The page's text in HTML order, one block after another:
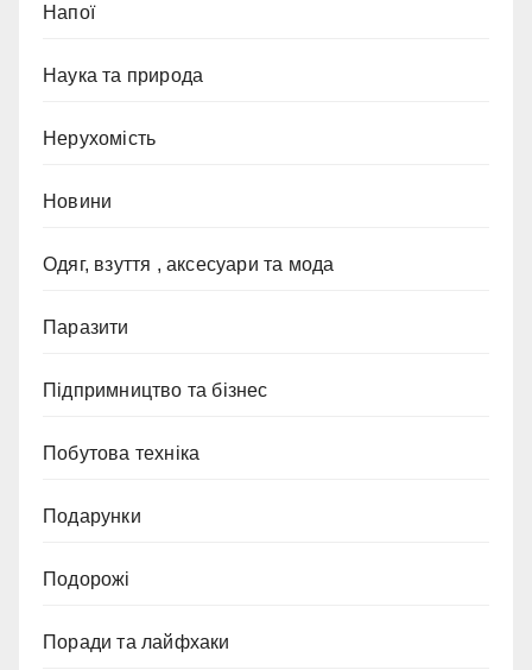
Напої
Наука та природа
Нерухомість
Новини
Одяг, взуття , аксесуари та мода
Паразити
Підпримництво та бізнес
Побутова техніка
Подарунки
Подорожі
Поради та лайфхаки